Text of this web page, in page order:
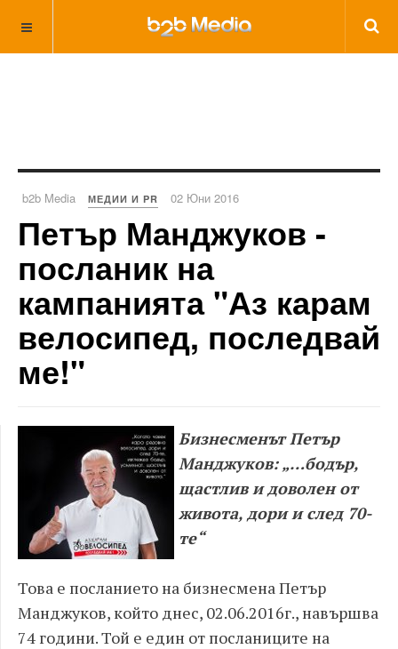
b2b Media МЕДИИ И PR 02 Юни 2016
Петър Манджуков -
посланик на
кампанията "Аз карам
велосипед, последвай
ме!"
Бизнесменът Петър
Манджуков: „…бодър,
щастлив и доволен от
живота, дори и след 70-
те“
Това е посланието на бизнесмена Петър
Манджуков, който днес, 02.06.2016г., навършва
74 години. Той е един от посланиците на